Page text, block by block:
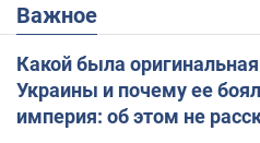
Важное
Какой была
Украины и почему ее
империя: об этом не